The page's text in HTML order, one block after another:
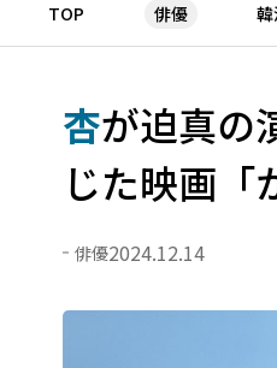
TOP 俳優
杏が迫真の
じた映画「
俳優2024.12.14